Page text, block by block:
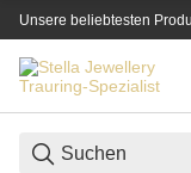
Unsere beliebtesten